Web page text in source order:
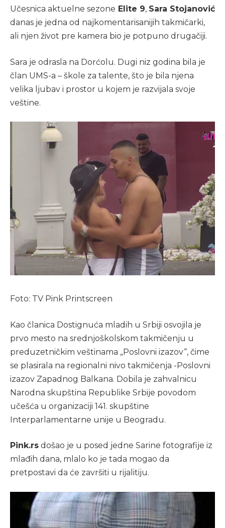
Učesnica aktuelne sezone Elite 9, Sara Stojanović
danas je jedna od najkomentarisanijih takmičarki,
ali njen život pre kamera bio je potpuno drugačiji.
Sara je odrasla na Dorćolu. Dugi niz godina bila je
član UMS-a – škole za talente, što je bila njena
velika ljubav i prostor u kojem je razvijala svoje
veštine.
Foto: TV Pink Printscreen
Kao članica Dostignuća mladih u Srbiji osvojila je
prvo mesto na srednjoškolskom takmičenju u
preduzetničkim veštinama „Poslovni izazov“, čime
se plasirala na regionalni nivo takmičenja -Poslovni
izazov Zapadnog Balkana. Dobila je zahvalnicu
Narodna skupština Republike Srbije povodom
učešća u organizaciji 141. skupštine
Interparlamentarne unije u Beogradu.
Pink.rs došao je u posed jedne Sarine fotografije iz
mlađih dana, mlalo ko je tada mogao da
pretpostavi da će završiti u rijalitiju.